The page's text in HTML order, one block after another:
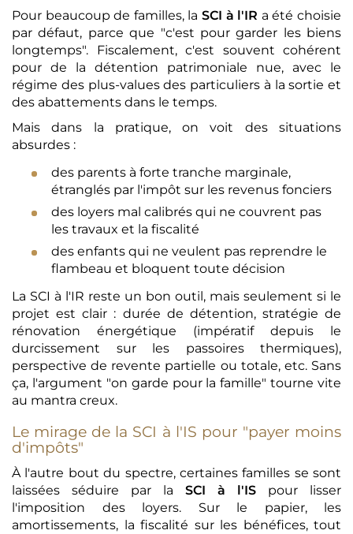
Pour beaucoup de familles, la SCI à l'IR a été choisie
par défaut, parce que "c'est pour garder les biens
longtemps". Fiscalement, c'est souvent cohérent
pour de la détention patrimoniale nue, avec le
régime des plus-values des particuliers à la sortie et
des abattements dans le temps.
Mais dans la pratique, on voit des situations
absurdes :
des parents à forte tranche marginale,
étranglés par l'impôt sur les revenus fonciers
des loyers mal calibrés qui ne couvrent pas
les travaux et la fiscalité
des enfants qui ne veulent pas reprendre le
flambeau et bloquent toute décision
La SCI à l'IR reste un bon outil, mais seulement si le
projet est clair : durée de détention, stratégie de
rénovation énergétique (impératif depuis le
durcissement sur les passoires thermiques),
perspective de revente partielle ou totale, etc. Sans
ça, l'argument "on garde pour la famille" tourne vite
au mantra creux.
Le mirage de la SCI à l'IS pour "payer moins
d'impôts"
À l'autre bout du spectre, certaines familles se sont
laissées séduire par la SCI à l'IS pour lisser
l'imposition des loyers. Sur le papier, les
amortissements, la fiscalité sur les bénéfices, tout